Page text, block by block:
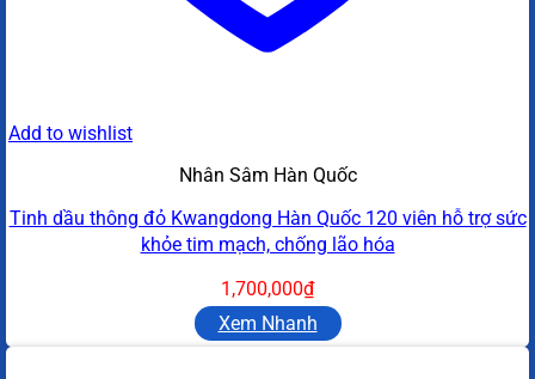
Add to wishlist
Nhân Sâm Hàn Quốc
Tinh dầu thông đỏ Kwangdong Hàn Quốc 120 viên hỗ trợ sức
khỏe tim mạch, chống lão hóa
1,700,000₫
Xem Nhanh